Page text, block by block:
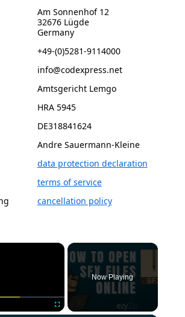
Am Sonnenhof 12
32676 Lügde
Germany
+49-(0)5281-9114000
info@codexpress.net
Amtsgericht Lemgo
HRA 5945
DE318841624
Andre Sauermann-Kleine
data protection declaration
terms of service
cancellation policy
×
Now Playing